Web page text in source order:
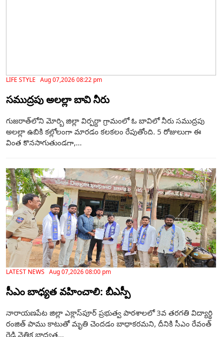
LIFE STYLE Aug 07,2026 08:22 pm
సముద్రపు అలల్లా బావి నీరు
గుజరాత్‌లోని మోర్బి జిల్లా విర్పర్దా గ్రామంలో ఓ బావిలో నీరు సముద్రపు
అలల్లా ఉబికి కల్లోలంగా మారడం కలకలం రేపుతోంది. 5 రోజులుగా ఈ
వింత కొనసాగుతుండగా,...
LATEST NEWS Aug 07,2026 08:00 pm
సీఎం బాధ్యత వహించాలి: బీఎస్పీ
నారాయణపేట జిల్లా ఎక్లాస్‌పూర్ ప్రభుత్వ పాఠశాలలో 3వ తరగతి విద్యార్థి
రంజిత్ పాము కాటుతో మృతి చెందడం బాధాకరమని, దీనికి సీఎం రేవంత్
రెడ్డి నైతిక బాధ్యత...